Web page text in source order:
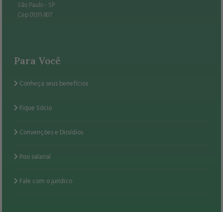
São Paulo - SP
Cep 01311-907
Para Você
Conheça seus benefícios
Fique Sócio
Convenções e Dissídios
Piso salarial
Fale com o jurídico